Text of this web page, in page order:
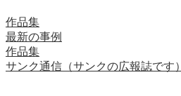
作品集
最新の事例
作品集
サンク通信（サンクの広報誌です）